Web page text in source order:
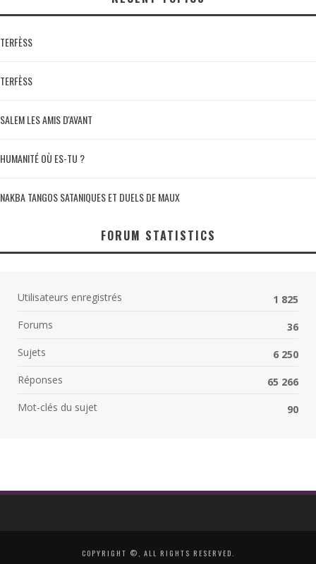
TERFÈSS
TERFÈSS
SALEM LES AMIS D'AVANT
HUMANITÉ OÙ ES-TU ?
NAKBA TANGOS SATANIQUES ET DUELS DE MAUX
FORUM STATISTICS
Utilisateurs enregistrés
1 825
Forums
36
Sujets
6 250
Réponses
65 266
Mot-clés du sujet
90
COPYRIGHT ©, ALL RIGHTS RESERVED.